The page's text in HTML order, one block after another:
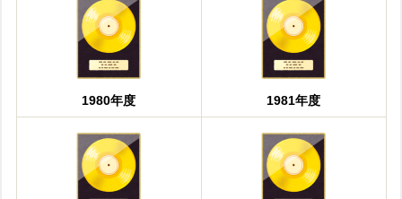
1980年度 1981年度